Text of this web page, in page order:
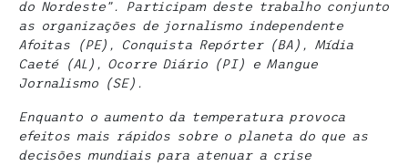
do Nordeste”. Participam deste trabalho conjunto
as organizações de jornalismo independente
Afoitas (PE), Conquista Repórter (BA), Mídia
Caeté (AL), Ocorre Diário (PI) e Mangue
Jornalismo (SE).
Enquanto o aumento da temperatura provoca
efeitos mais rápidos sobre o planeta do que as
decisões mundiais para atenuar a crise